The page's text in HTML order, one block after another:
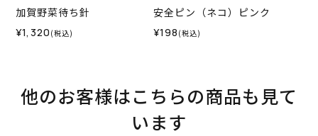
加賀野菜待ち針
¥1,320 (税込)
安全ピン（ネコ）ピンク
¥198 (税込)
他のお客様はこちらの商品も見て
います